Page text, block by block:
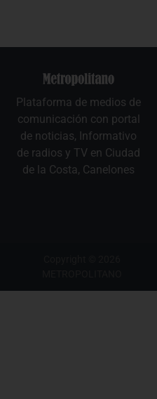
Plataforma de medios de
comunicación con portal
de noticias, Informativo
de radios y TV en Ciudad
de la Costa, Canelones